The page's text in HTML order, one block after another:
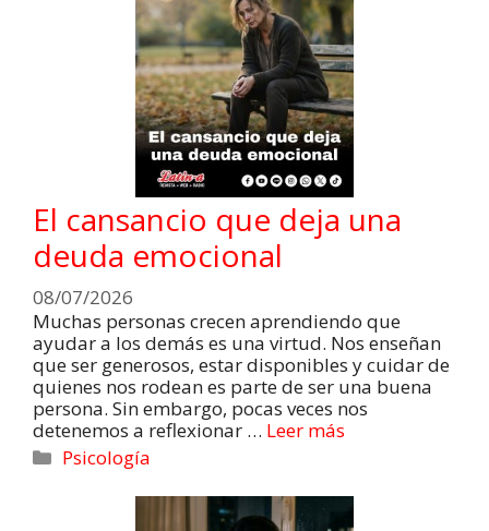
El cansancio que deja una
deuda emocional
08/07/2026
Muchas personas crecen aprendiendo que
ayudar a los demás es una virtud. Nos enseñan
que ser generosos, estar disponibles y cuidar de
quienes nos rodean es parte de ser una buena
persona. Sin embargo, pocas veces nos
detenemos a reflexionar … Leer más
Psicología